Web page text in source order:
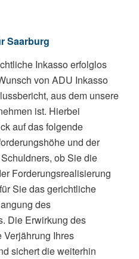
Saarburg
Inkasso erfolglos
von ADU Inkasso
aus dem unsere
ist. Hierbei
auf das folgende
und der
ob Sie die
Forderungsrealisierung
Sie das gerichtliche
des
Die Erwirkung des
Ihres
sichert die weiterhin